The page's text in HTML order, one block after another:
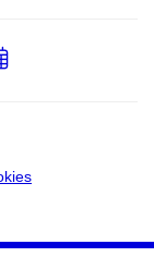
Přidat